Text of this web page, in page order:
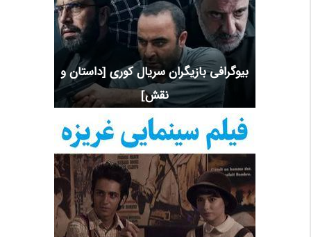
بیوگرافی بازیگران سریال کوری [داستان و
نقش]